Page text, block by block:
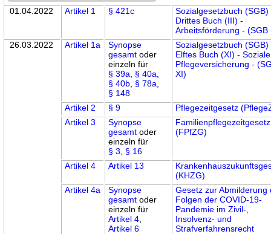
01.04.2022
Artikel 1 § 421c
Sozialgesetzbuch (SGB)
Drittes Buch (III) -
Arbeitsförderung - (SGB
26.03.2022
Artikel 1a
Synopse
gesamt oder
einzeln für
§ 39a
§ 40a
§ 40b § 78a
§ 148
Sozialgesetzbuch (SGB)
Elftes Buch (XI) - Soziale
Pflegeversicherung -
XI)
Artikel 2 § 9
Pflegezeitgesetz
Artikel 3
Synopse
gesamt oder
einzeln für
§ 3
§ 16
Familienpflegezeitgesetz
(FPfZG)
Artikel 4 Artikel 13
(KHZG)
Artikel 4a
Synopse
gesamt oder
einzeln für
Artikel 4
Artikel 6
Gesetz zur Abmilderung
Folgen der COVID-19-
Pandemie im Zivil-,
Insolvenz- und
Strafverfahrensrecht